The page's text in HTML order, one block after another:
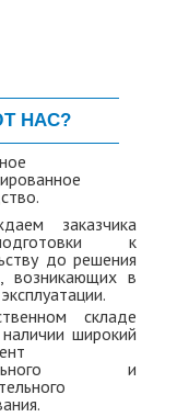
НАС?
заказчика
к
до решения
возникающих в
складе
широкий
и